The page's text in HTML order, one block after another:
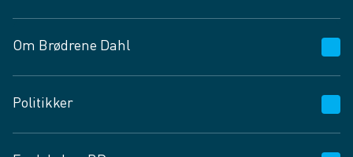
Om Brødrene Dahl
Vagttelefon 30 10 89 89
Spørgsmål og svar
Politikker